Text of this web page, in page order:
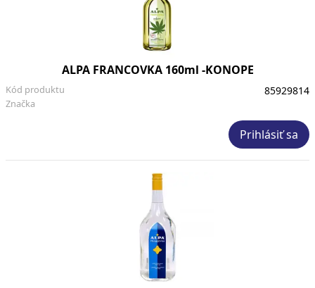
ALPA FRANCOVKA 160ml -KONOPE
Značka
Kód produktu 85929814
Prihlásiť sa